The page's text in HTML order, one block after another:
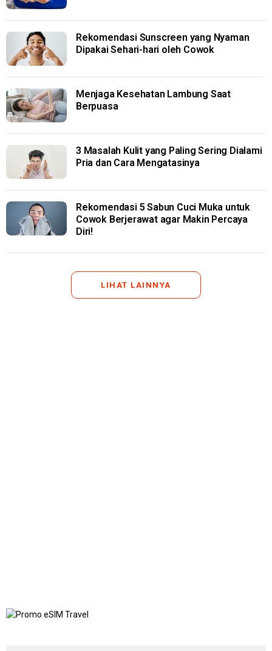
Rekomendasi Sunscreen yang Nyaman
Dipakai Sehari-hari oleh Cowok
Menjaga Kesehatan Lambung Saat
Berpuasa
3 Masalah Kulit yang Paling Sering Dialami
Pria dan Cara Mengatasinya
Rekomendasi 5 Sabun Cuci Muka untuk
Cowok Berjerawat agar Makin Percaya
Diri!
LIHAT LAINNYA